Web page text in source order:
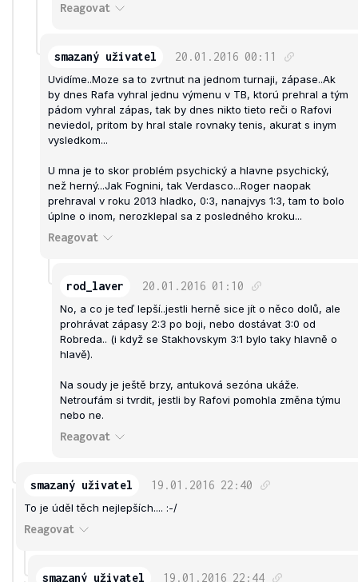
Reagovat
smazaný uživatel 20.01.2016 00:11
Uvidíme..Moze sa to zvrtnut na jednom turnaji, zápase..Ak
by dnes Rafa vyhral jednu výmenu v TB, ktorú prehral a tým
pádom vyhral zápas, tak by dnes nikto tieto reči o Rafovi
neviedol, pritom by hral stale rovnaky tenis, akurat s inym
vysledkom...
U mna je to skor problém psychický a hlavne psychický,
než herný...Jak Fognini, tak Verdasco...Roger naopak
prehraval v roku 2013 hladko, 0:3, nanajvys 1:3, tam to bolo
úplne o inom, nerozklepal sa z posledného kroku...
Reagovat
rod_laver 20.01.2016 01:10
No, a co je teď lepší..jestli herně sice jít o něco dolů, ale
prohrávat zápasy 2:3 po boji, nebo dostávat 3:0 od
Robreda.. (i když se Stakhovskym 3:1 bylo taky hlavně o
hlavě).
Na soudy je ještě brzy, antuková sezóna ukáže.
Netroufám si tvrdit, jestli by Rafovi pomohla změna týmu
nebo ne.
Reagovat
smazaný uživatel 19.01.2016 22:40
To je úděl těch nejlepších.... :-/
Reagovat
smazaný uživatel 19.01.2016 22:44